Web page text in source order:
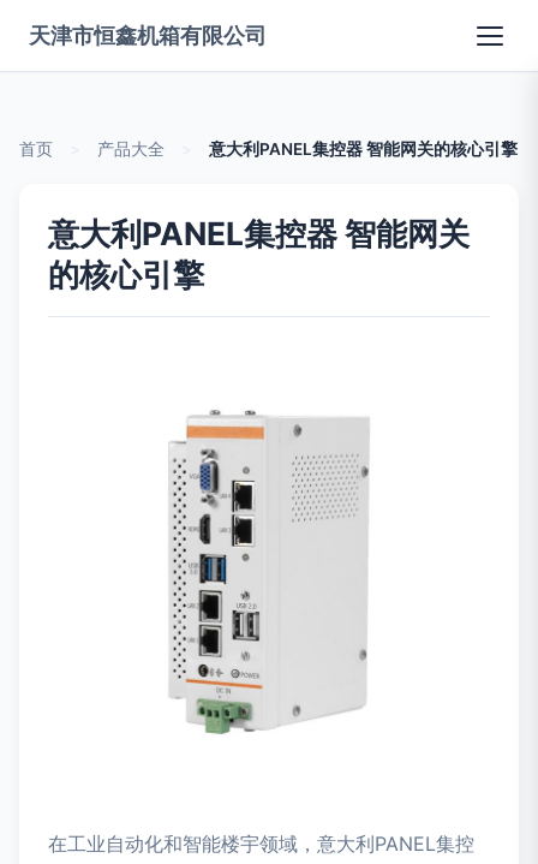
天津市恒鑫机箱有限公司
首页 产品大全 意大利PANEL集控器 智能网关的核心引擎
意大利PANEL集控器 智能网关
的核心引擎
在工业自动化和智能楼宇领域，意大利PANEL集控